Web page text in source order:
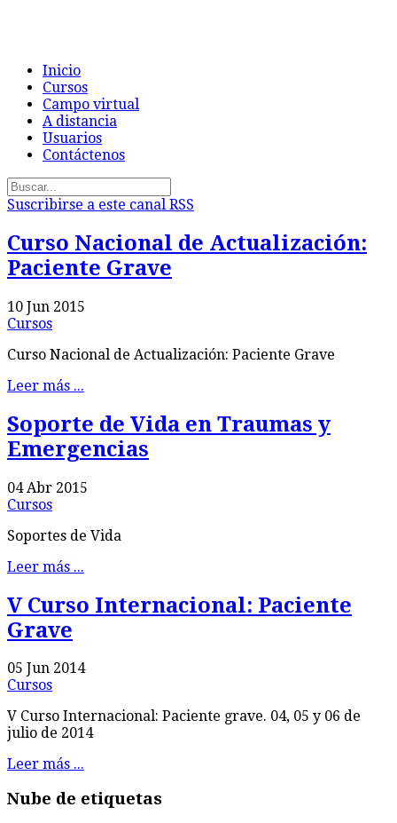
Inicio
Cursos
Campo virtual
A distancia
Usuarios
Contáctenos
Suscribirse a este canal RSS
Curso Nacional de Actualización:
Paciente Grave
10 Jun 2015
Cursos
Curso Nacional de Actualización: Paciente Grave
Leer más ...
Soporte de Vida en Traumas y
Emergencias
04 Abr 2015
Cursos
Soportes de Vida
Leer más ...
V Curso Internacional: Paciente
Grave
05 Jun 2014
Cursos
V Curso Internacional: Paciente grave. 04, 05 y 06 de
julio de 2014
Leer más ...
Nube de etiquetas